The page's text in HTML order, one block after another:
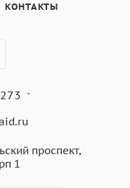
КОНТАКТЫ
проспект,
1